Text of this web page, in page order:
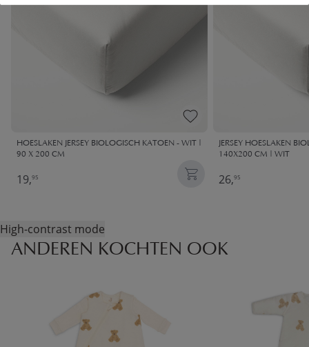
HOESLAKEN JERSEY BIOLOGISCH KATOEN - WIT |
90 X 200 CM
19,95
JERSEY HOESLAKEN
140X200 CM | WIT
26,95
High-contrast mode
ANDEREN KOCHTEN OOK